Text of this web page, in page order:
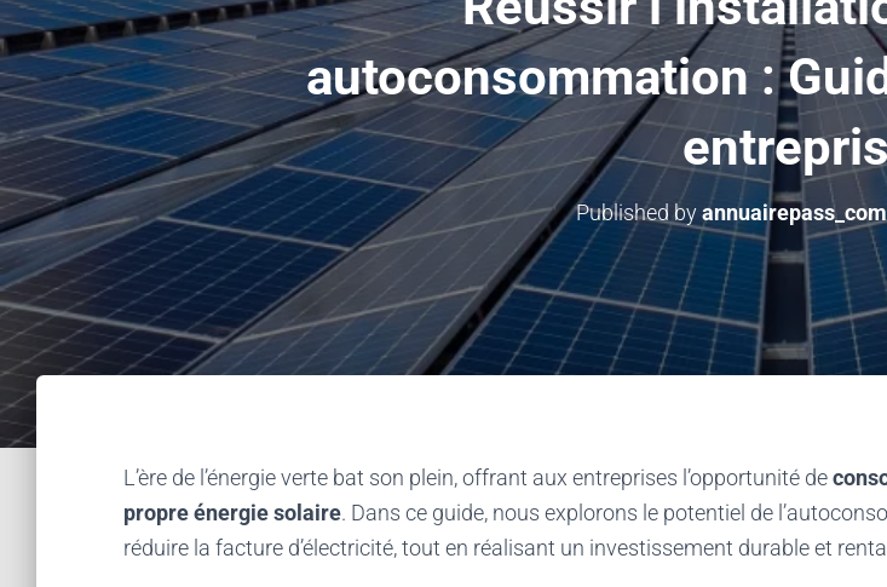
autoconsommation :
Published byannuairepass_com
L’ère de l’énergie verte bat son plein, offrant aux entreprises l’opportunité de
propre énergie solaire. Dans ce guide, nous explorons le potentiel de
réduire la facture d’électricité, tout en réalisant un investissement durable et